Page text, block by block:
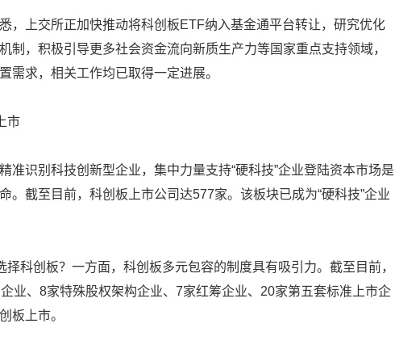
，上交所正加快推动将科创板ETF纳入基金通平台转让，研究优化
制，积极引导更多社会资金流向新质生产力等国家重点支持领域，
需求，相关工作均已取得一定进展。
市
准识别科技创新型企业，集中力量支持“硬科技”企业登陆资本市场是
。截至目前，科创板上市公司达577家。该板块已成为“硬科技”企业
择科创板？一方面，科创板多元包容的制度具有吸引力。截至目前，
业、8家特殊股权架构企业、7家红筹企业、20家第五套标准上市企
板上市。